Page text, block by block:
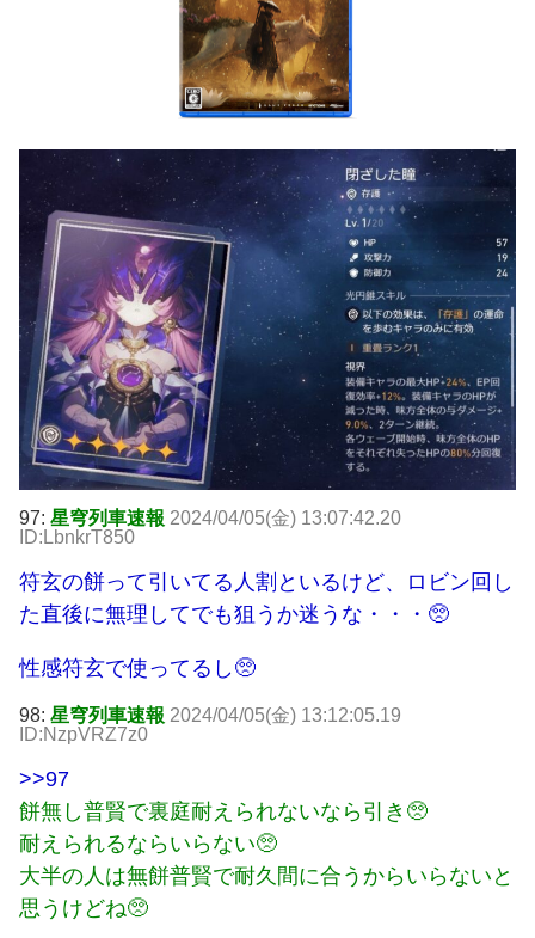
97: 星穹列車速報 2024/04/05(金) 13:07:42.20
ID:LbnkrT850
符玄の餅って引いてる人割といるけど、ロビン回し
た直後に無理してでも狙うか迷うな・・・🥺
性感符玄で使ってるし🥺
98: 星穹列車速報 2024/04/05(金) 13:12:05.19
ID:NzpVRZ7z0
>>97
餅無し普賢で裏庭耐えられないなら引き🥺
耐えられるならいらない🥺
大半の人は無餅普賢で耐久間に合うからいらないと
思うけどね🥺